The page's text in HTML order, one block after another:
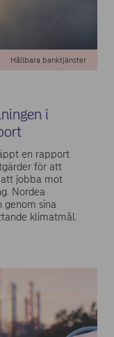
Hållbara banktjänster
i
en rapport
för att
jobba mot
Nordea
genom sina
klimatmål.